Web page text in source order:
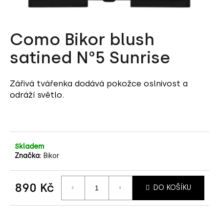
Como Bikor blush
satined N°5 Sunrise
Zářivá tvářenka dodává pokožce oslnivost a
odráží světlo.
Skladem
Značka: Bikor
890 Kč
cena:
DO KOŠÍKU
í
t
?
D
o
o